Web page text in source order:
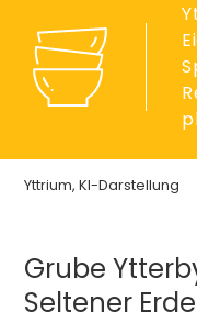
Yttrium, KI-Darstellung
Grube
Seltener